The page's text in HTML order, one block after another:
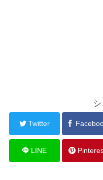
Twitter
LINE